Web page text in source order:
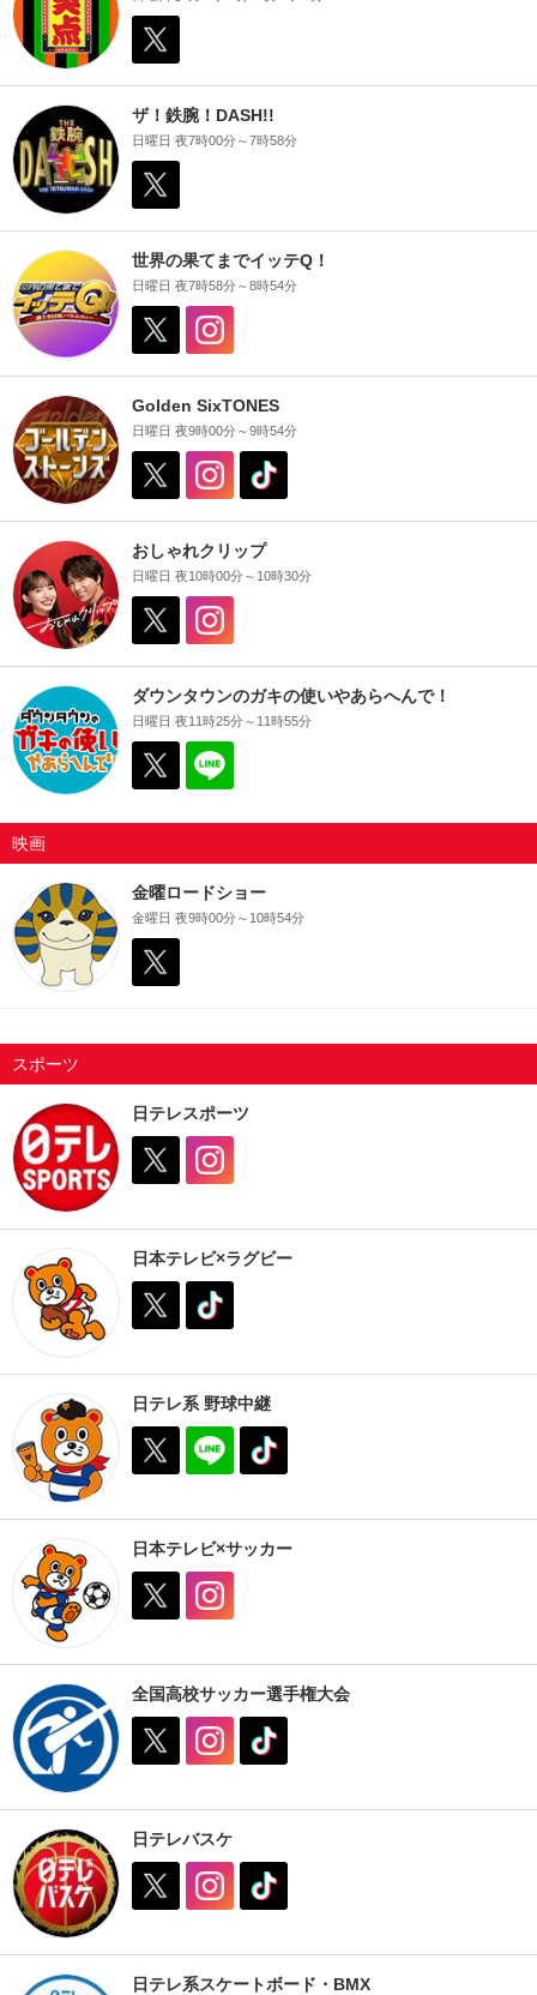
ザ！鉄腕！DASH!!
日曜日 夜7時00分～7時58分
世界の果てまでイッテQ！
日曜日 夜7時58分～8時54分
Golden SixTONES
日曜日 夜9時00分～9時54分
おしゃれクリップ
日曜日 夜10時00分～10時30分
ダウンタウンのガキの使いやあらへんで！
日曜日 夜11時25分～11時55分
映画
金曜ロードショー
金曜日 夜9時00分～10時54分
スポーツ
日テレスポーツ
日本テレビ×ラグビー
日テレ系 野球中継
日本テレビ×サッカー
全国高校サッカー選手権大会
日テレバスケ
日テレ系スケートボード・BMX